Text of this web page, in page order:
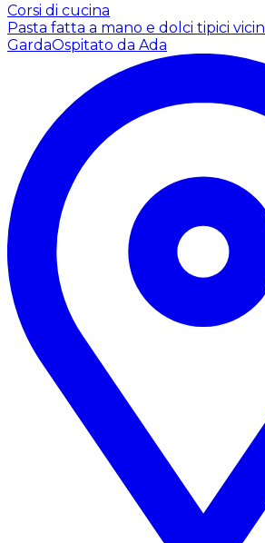
Corsi di cucina
Pasta fatta a mano e dolci tipici
GardaOspitato da Ada